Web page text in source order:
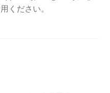
ください。